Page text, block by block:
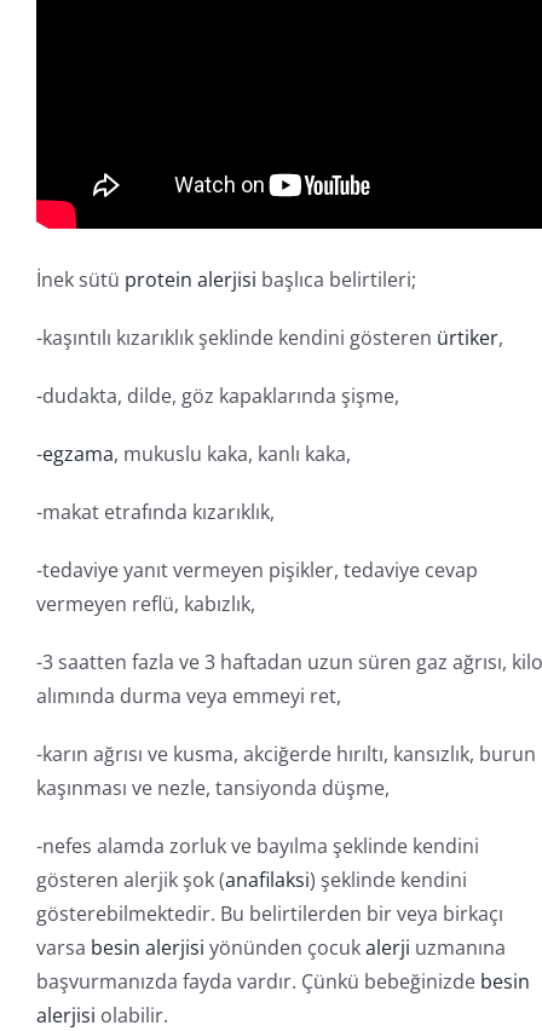
İnek sütü protein alerjisi başlıca belirtileri;
-kaşıntılı kızarıklık şeklinde kendini gösteren ürtiker,
-dudakta, dilde, göz kapaklarında şişme,
-egzama, mukuslu kaka, kanlı kaka,
-makat etrafında kızarıklık,
-tedaviye yanıt vermeyen pişikler, tedaviye cevap
vermeyen reflü, kabızlık,
-3 saatten fazla ve 3 haftadan uzun süren gaz ağrısı, kilo
alımında durma veya emmeyi ret,
-karın ağrısı ve kusma, akciğerde hırıltı, kansızlık, burun
kaşınması ve nezle, tansiyonda düşme,
-nefes alamda zorluk ve bayılma şeklinde kendini
gösteren alerjik şok (anafilaksi) şeklinde kendini
gösterebilmektedir. Bu belirtilerden bir veya birkaçı
varsa besin alerjisi yönünden çocukalerji uzmanına
başvurmanızda fayda vardır. Çünkü bebeğinizde besin
alerjisi olabilir.